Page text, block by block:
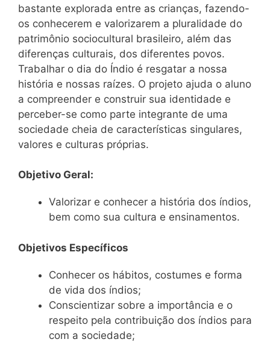
bastante explorada entre as crianças, fazendo-
os conhecerem e valorizarem a pluralidade do
patrimônio sociocultural brasileiro, além das
diferenças culturais, dos diferentes povos.
Trabalhar o dia do Índio é resgatar a nossa
história e nossas raízes. O projeto ajuda o aluno
a compreender e construir sua identidade e
perceber-se como parte integrante de uma
sociedade cheia de características singulares,
valores e culturas próprias.
Objetivo Geral:
Valorizar e conhecer a história dos índios,
bem como sua cultura e ensinamentos.
Objetivos Específicos
Conhecer os hábitos, costumes e forma
de vida dos índios;
Conscientizar sobre a importância e o
respeito pela contribuição dos índios para
com a sociedade;